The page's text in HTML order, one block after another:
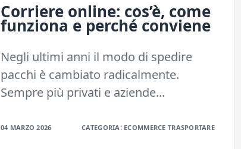
Corriere online: cos’è, come
funziona e perché conviene
Negli ultimi anni il modo di spedire
pacchi è cambiato radicalmente.
Sempre più privati e aziende...
04 MARZO 2026 CATEGORIA: ECOMMERCE TRASPORTARE